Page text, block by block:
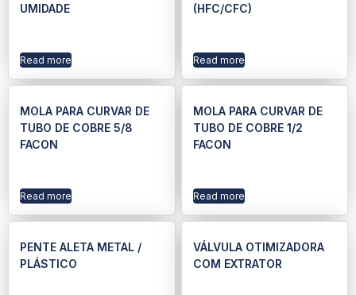
UMIDADE
Read more
(HFC/CFC)
Read more
MOLA PARA CURVAR DE
TUBO DE COBRE 5/8
FACON
Read more
MOLA PARA CURVAR DE
TUBO DE COBRE 1/2
FACON
Read more
PENTE ALETA METAL /
PLÁSTICO
VÁLVULA OTIMIZADORA
COM EXTRATOR